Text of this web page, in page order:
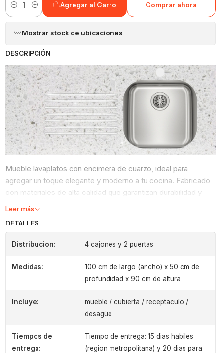
Cantidad
Agregar al Carro Comprar ahora
Mostrar stock de ubicaciones
DESCRIPCIÓN
Mueble lavaplatos con encimera de cuarzo, ideal para
agregar un toque elegante y moderno a tu cocina. Fabricado
con materiales de alta calidad que garantizan durabilidad y
resistencia a manchas y arañazos
Medidas del Lavaplatos (receptaculo) : 40 x 34
Leer más
DETALLES
Distribucion: 4 cajones y 2 puertas
Medidas:
100 cm de largo (ancho) x 50 cm de
profundidad x 90 cm de altura
Incluye:
mueble / cubierta / receptaculo /
desagüe
Tiempos de
entrega:
Tiempo de entrega: 15 dias habiles
(region metropolitana) y 20 dias para